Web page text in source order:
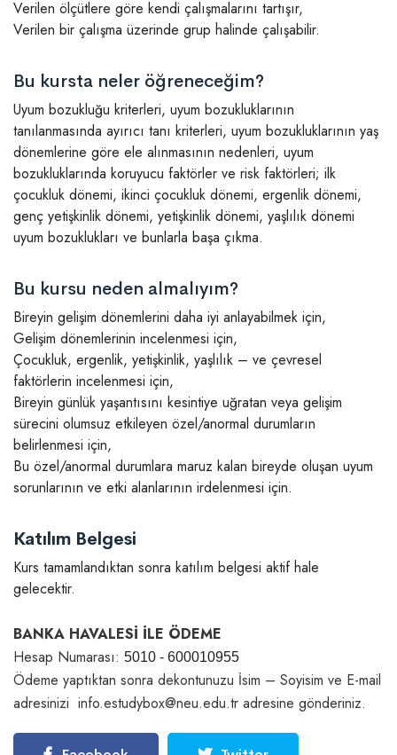
Verilen ölçütlere göre kendi çalışmalarını tartışır,
Verilen bir çalışma üzerinde grup halinde çalışabilir.
Bu kursta neler öğreneceğim?
Uyum bozukluğu kriterleri, uyum bozukluklarının
tanılanmasında ayırıcı tanı kriterleri, uyum bozukluklarının yaş
dönemlerine göre ele alınmasının nedenleri, uyum
bozukluklarında koruyucu faktörler ve risk faktörleri; ilk
çocukluk dönemi, ikinci çocukluk dönemi, ergenlik dönemi,
genç yetişkinlik dönemi, yetişkinlik dönemi, yaşlılık dönemi
uyum bozuklukları ve bunlarla başa çıkma.
Bu kursu neden almalıyım?
Bireyin gelişim dönemlerini daha iyi anlayabilmek için,
Gelişim dönemlerinin incelenmesi için,
Çocukluk, ergenlik, yetişkinlik, yaşlılık – ve çevresel
faktörlerin incelenmesi için,
Bireyin günlük yaşantısını kesintiye uğratan veya gelişim
sürecini olumsuz etkileyen özel/anormal durumların
belirlenmesi için,
Bu özel/anormal durumlara maruz kalan bireyde oluşan uyum
sorunlarının ve etki alanlarının irdelenmesi için.
Katılım Belgesi
Kurs tamamlandıktan sonra katılım belgesi aktif hale
gelecektir.
BANKA HAVALESİ İLE ÖDEME
Hesap Numarası: 5010 - 600010955
Ödeme yaptıktan sonra dekontunuzu İsim – Soyisim ve E-mail
adresinizi info.estudybox@neu.edu.tr adresine gönderiniz.